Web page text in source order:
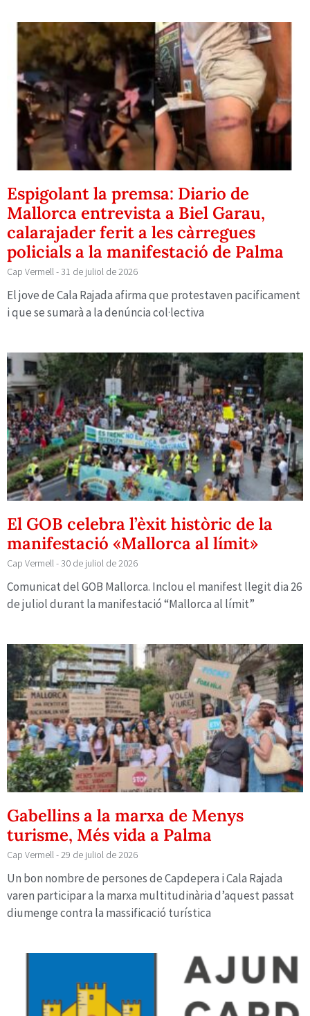
Espigolant la premsa: Diario de
Mallorca entrevista a Biel Garau,
calarajader ferit a les càrregues
policials a la manifestació de Palma
Cap Vermell 31 de juliol de 2026
El jove de Cala Rajada afirma que protestaven pacificament
i que se sumarà a la denúncia col·lectiva
El GOB celebra l’èxit històric de la
manifestació «Mallorca al límit»
Cap Vermell 30 de juliol de 2026
Comunicat del GOB Mallorca. Inclou el manifest llegit dia 26
de juliol durant la manifestació “Mallorca al límit”
Gabellins a la marxa de Menys
turisme, Més vida a Palma
Cap Vermell 29 de juliol de 2026
Un bon nombre de persones de Capdepera i Cala Rajada
varen participar a la marxa multitudinària d’aquest passat
diumenge contra la massificació turística